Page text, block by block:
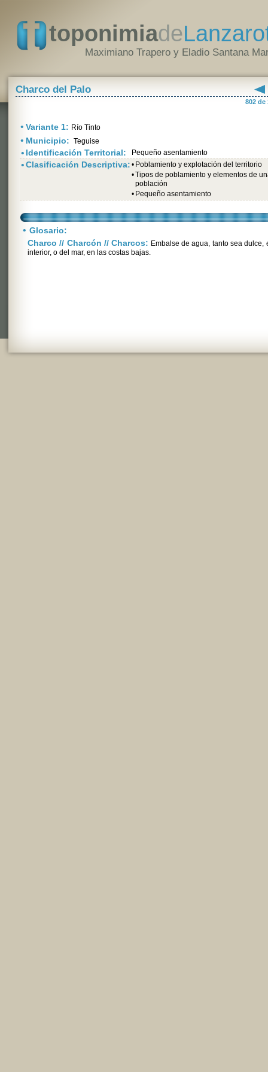
toponimiade
Maximiano Trapero y Eladio Santana
Charco del Palo
802 de
• Variante 1: Río Tinto
• Municipio: Teguise
• Identificación Territorial: Pequeño asentamiento
•Clasificación Descriptiva: • Poblamiento y explotación del territorio
•Tipos de poblamiento y elementos de
población
• Pequeño asentamiento
• Glosario:
Charco // Charcón // Charcos: Embalse de agua, tanto sea dulce,
interior, o del mar, en las costas bajas.